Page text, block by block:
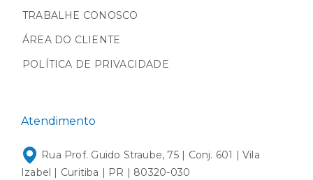
TRABALHE CONOSCO
ÁREA DO CLIENTE
POLÍTICA DE PRIVACIDADE
Atendimento
Rua Prof. Guido Straube, 75 | Conj. 601 | Vila
Izabel | Curitiba | PR | 80320-030